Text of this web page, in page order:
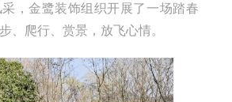
，金鹭装饰组织开展了一场踏春
、爬行、赏景，放飞心情。